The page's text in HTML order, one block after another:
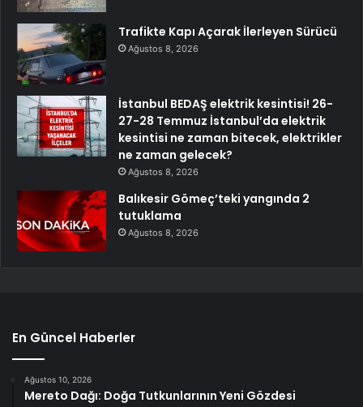
Trafikte Kapı Açarak İlerleyen Sürücü
Ağustos 8, 2026
İstanbul BEDAŞ elektrik kesintisi! 26-
27-28 Temmuz İstanbul’da elektrik
kesintisi ne zaman bitecek, elektrikler
ne zaman gelecek?
Ağustos 8, 2026
Balıkesir Gömeç’teki yangında 2
tutuklama
Ağustos 8, 2026
En Güncel Haberler
Ağustos 10, 2026
Mereto Dağı: Doğa Tutkunlarının Yeni Gözdesi